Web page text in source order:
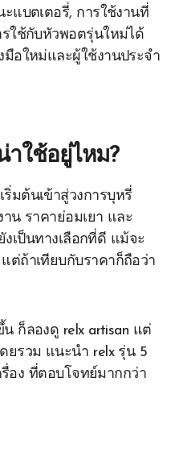
แบตเตอรี่, การใช้งานที่
ใช้กับหัวพอตรุ่นใหม่ได้
อใหม่และผู้ใช้งานประจำ
าใช้อยู่ไหม?
มต้นเข้าสู่วงการบุหรี่
น ราคาย่อมเยา และ
งเป็นทางเลือกที่ดี แม้จะ
ต่ถ้าเทียบกับราคาก็ถือว่า
ก็ลองดู relx artisan แต่
ยรวม แนะนำ relx รุ่น 5
อง ที่ตอบโจทย์มากกว่า